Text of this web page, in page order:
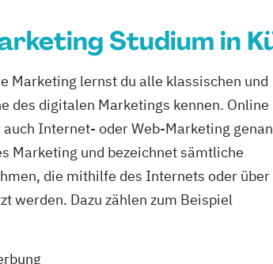
Studium in
Marketing lernst du alle klassischen und
des digitalen Marketings kennen. Online
Internet- oder Web-Marketing
Marketing und bezeichnet sämtliche
die mithilfe des Internets oder über
werden. Dazu zählen zum Beispiel